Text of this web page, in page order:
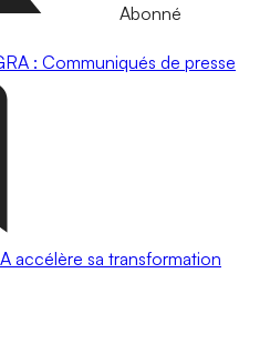
Abonné
: Communiqués de presse
accélère sa transformation